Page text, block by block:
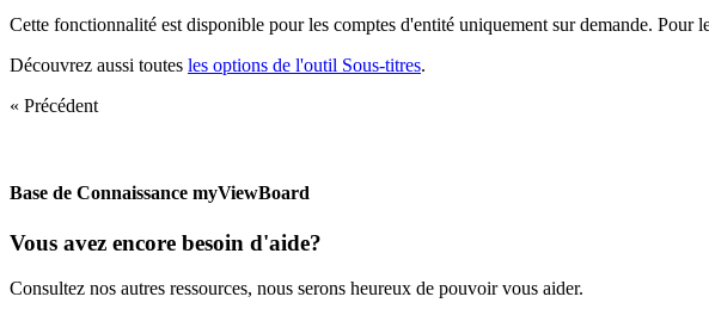
Cette fonctionnalité est disponible pour les comptes d'entité uniquement sur demande. Pour
Découvrez aussi toutes les options de l'outil Sous-titres.
« Précédent
Base de Connaissance myViewBoard
Vous avez encore besoin d'aide?
Consultez nos autres ressources, nous serons heureux de pouvoir vous aider.